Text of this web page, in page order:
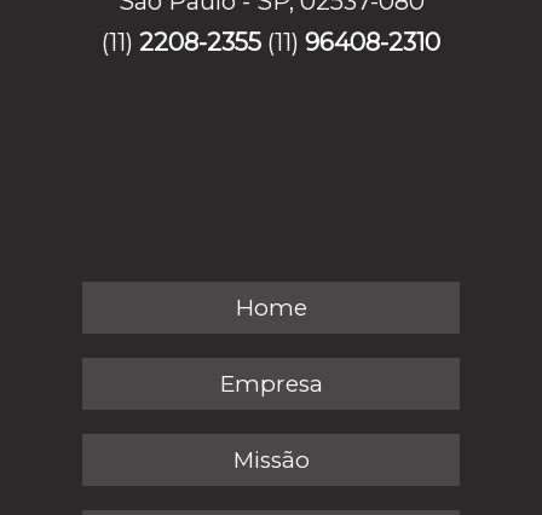
(11) 2208-2355 (11) 96408-2310
Home
Empresa
Missão